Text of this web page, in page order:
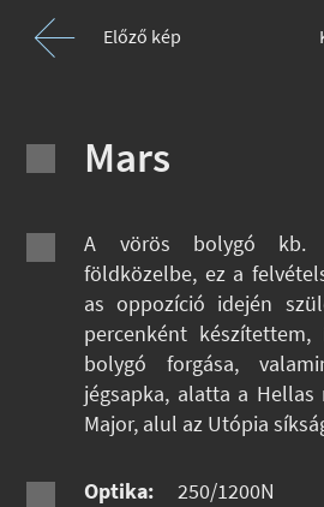
Előző kép
Mars
A vörös bolygó kb.
földközelbe, ez a
as oppozíció idején
percenként
bolygó forgása,
jégsapka, alatta a Hellas
Major, alul az Utópia
Optika:
250/1200N